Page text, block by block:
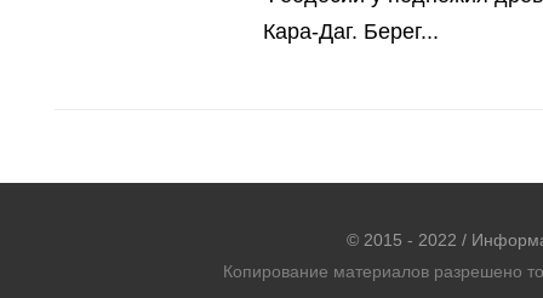
Кара-Даг. Берег...
© 2015 - 2022 /
Копирование материалов разрешено